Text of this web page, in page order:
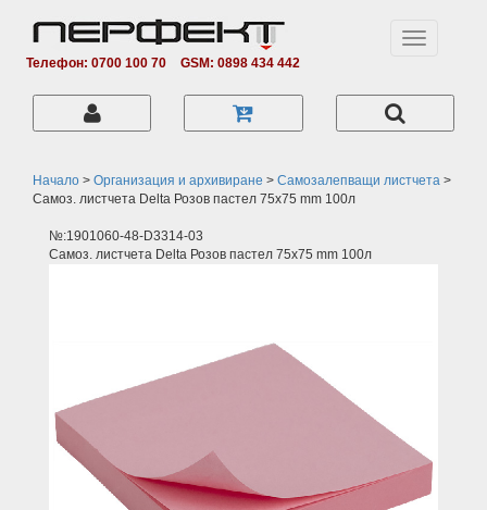
Телефон: 0700 100 70 GSM: 0898 434 442
Toggle
Начало > Организация и архивиране > Самозалепващи листчета >
Самоз. листчета Delta Розов пастел 75х75 mm 100л
№:1901060-48-D3314-03
Самоз. листчета Delta Розов пастел 75х75 mm 100л